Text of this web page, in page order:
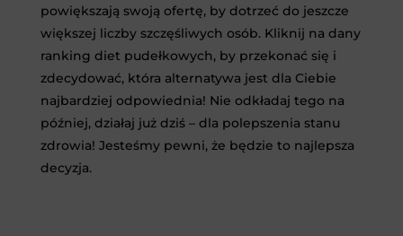
powiększają swoją ofertę, by dotrzeć do jeszcze
większej liczby szczęśliwych osób. Kliknij na dany
ranking diet pudełkowych, by przekonać się i
zdecydować, która alternatywa jest dla Ciebie
najbardziej odpowiednia! Nie odkładaj tego na
później, działaj już dziś – dla polepszenia stanu
zdrowia! Jesteśmy pewni, że będzie to najlepsza
decyzja.